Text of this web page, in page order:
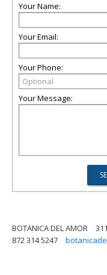
Your Name:
Your Email:
Your Phone:
Your Message:
BOTANICA DEL AMOR
872 314 5247